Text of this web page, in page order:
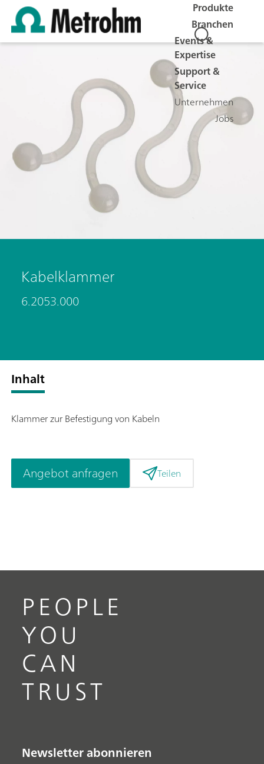
Produkte
Branchen
Events &
Expertise
Support &
Service
Unternehmen
Jobs
Kabelklammer
6.2053.000
Inhalt
Klammer zur Befestigung von Kabeln
Angebot anfragen Teilen
PEOPLE
YOU
CAN
TRUST
Newsletter abonnieren